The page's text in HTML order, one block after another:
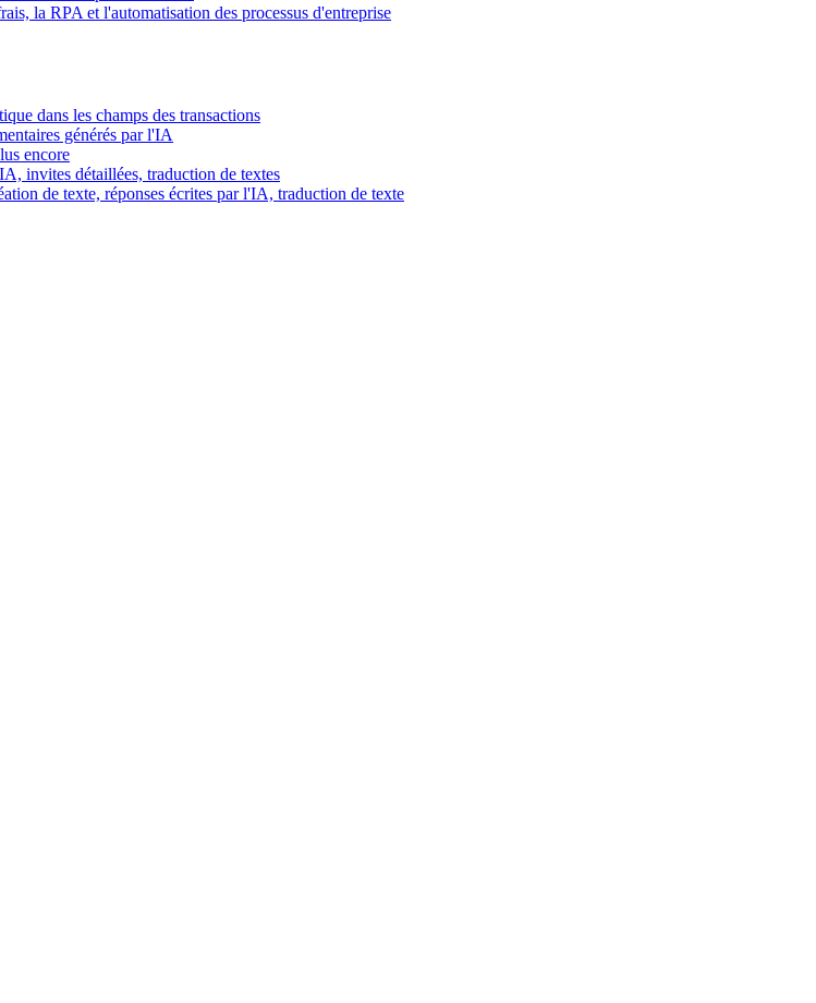
la RPA et l'automatisation des processus d'entreprise
dans les champs des transactions
générés par l'IA
encore
invites détaillées, traduction de textes
de texte, réponses écrites par l'IA, traduction de texte